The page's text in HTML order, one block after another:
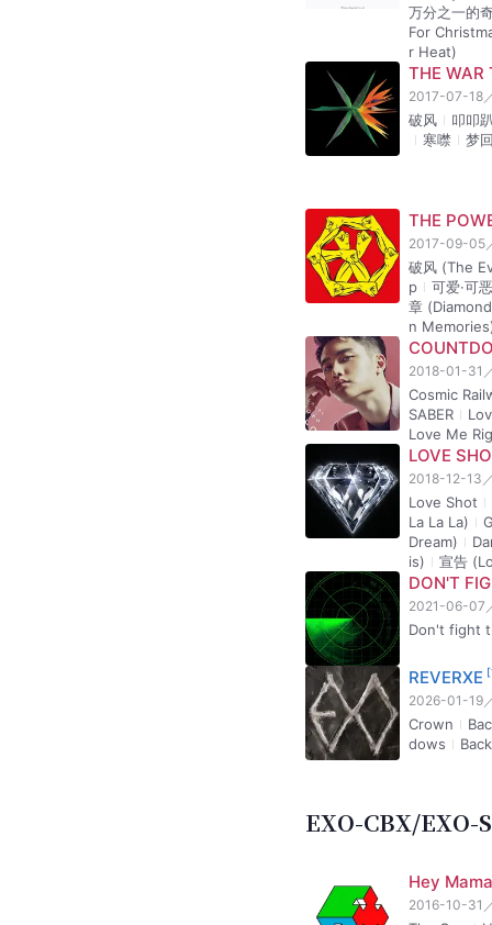
十二月的奇
（圣诞节）
初雪
2015-03-30
CALL ME
ODUSEL
偏心
(女 x 友)
ER (光剑)
EX'ACT（
2016-06-09
Lucky One
n
백색소
They
LOTTO (
2016-08-17
For Life，
2016-12-19
For Life
Twenty
万分之一的
For
r Heat)
THE
破风
叩叩
寒噤
梦
破风 (The
n